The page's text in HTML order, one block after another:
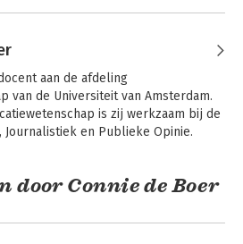
aan de afdeling
van de Universiteit van Amsterdam.
is zij werkzaam bij de
en Publieke Opinie.
door Connie de Boer